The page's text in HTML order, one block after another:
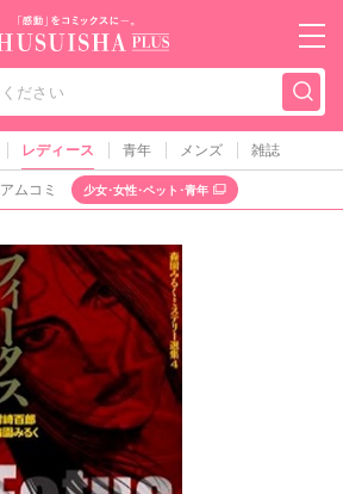
秋水社PLUS（テ
レディース 青年 メンズ 雑誌
アムコミ 少女･女性･ペット･青年